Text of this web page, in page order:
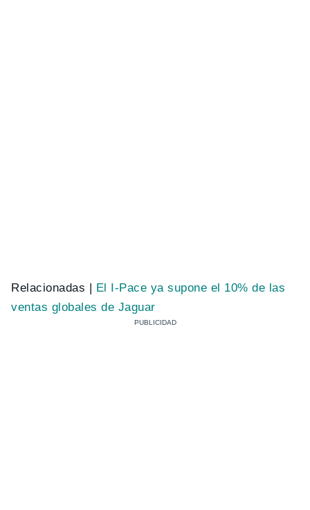
Relacionadas | El I-Pace ya supone el 10% de las
ventas globales de Jaguar